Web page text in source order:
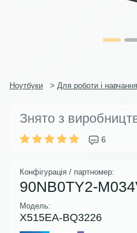
Ноутбуки > Для роботи і навчання
Знято з
6
Конфігурація / партномер:
90NB0TY2-
Модель:
X515EA-BQ3226